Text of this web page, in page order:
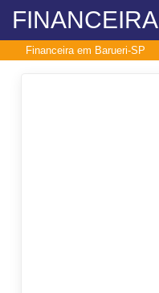
FINANCEIRA
Financeira em Barueri-SP